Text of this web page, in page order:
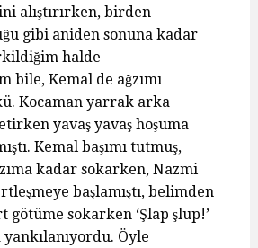
alıştırırken, birden
gibi aniden sonuna kadar
halde
bile, Kemal de ağzımı
Kocaman yarrak arka
yavaş yavaş hoşuma
Kemal başımı tutmuş,
kadar sokarken, Nazmi
başlamıştı, belimden
götüme sokarken ‘Şlap şlup!’
Öyle